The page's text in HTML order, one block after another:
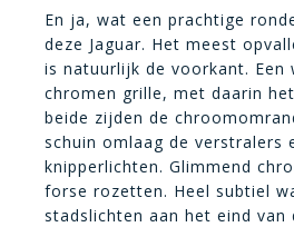
En ja, wat een prachtige
deze Jaguar. Het meest
is natuurlijk de voorkant. Een
chromen grille, met daarin
beide zijden de
schuin omlaag de verstralers
knipperlichten. Glimmend
forse rozetten. Heel subtiel
stadslichten aan het eind